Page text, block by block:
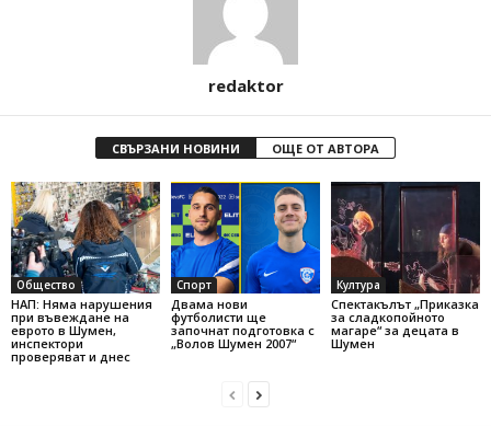
redaktor
СВЪРЗАНИ НОВИНИ ОЩЕ ОТ АВТОРА
Общество
НАП: Няма нарушения
при въвеждане на
еврото в Шумен,
инспектори
проверяват и днес
Спорт
Двама нови
футболисти ще
започнат подготовка с
„Волов Шумен 2007“
Култура
Спектакълът „Приказка
за сладкопойното
магаре“ за децата в
Шумен